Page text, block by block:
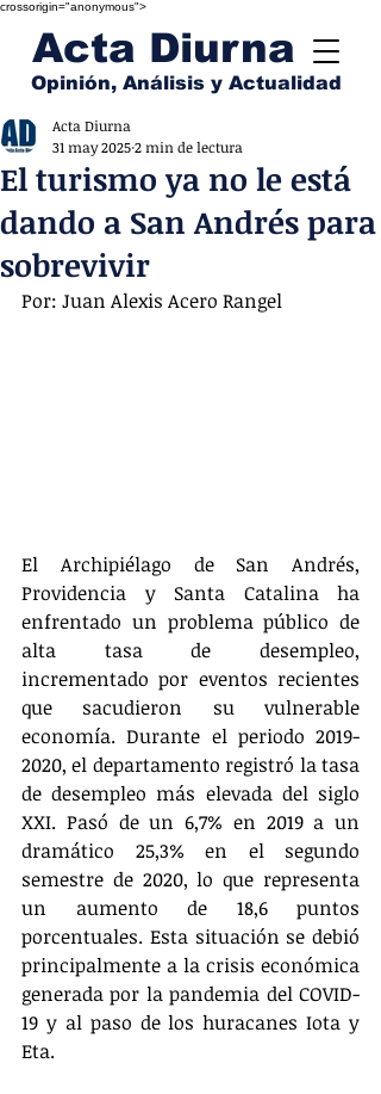
crossorigin="anonymous">
Acta Diurna
Opinión, Análisis y Actualidad
El turismo ya no le está
dando a San Andrés para
sobrevivir
Acta Diurna
31 may 20252 min de lectura
Por: Juan Alexis Acero Rangel
El Archipiélago de San Andrés,
Providencia y Santa Catalina ha
enfrentado un problema público de
alta tasa de desempleo,
incrementado por eventos recientes
que sacudieron su vulnerable
economía. Durante el periodo 2019-
2020, el departamento registró la tasa
de desempleo más elevada del siglo
XXI. Pasó de un 6,7% en 2019 a un
dramático 25,3% en el segundo
semestre de 2020, lo que representa
un aumento de 18,6 puntos
porcentuales. Esta situación se debió
principalmente a la crisis económica
generada por la pandemia del COVID-
19 y al paso de los huracanes Iota y
Eta.